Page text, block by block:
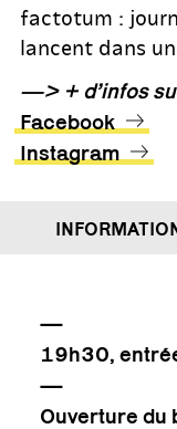
factotum :
lancent dans
—> + d’infos
Facebook
Instagram
—
19h30,
—
Ouverture du